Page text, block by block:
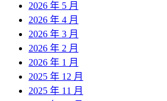
2026 年 5 月
2026 年 4 月
2026 年 3 月
2026 年 2 月
2026 年 1 月
2025 年 12 月
2025 年 11 月